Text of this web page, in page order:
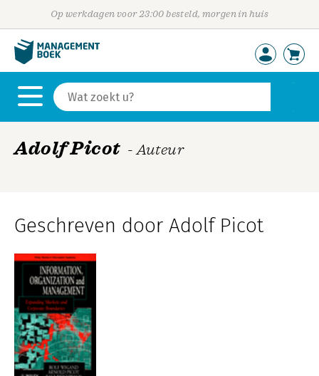
Op werkdagen voor 23:00 besteld, morgen in huis
Adolf Picot - Auteur
Geschreven door Adolf Picot